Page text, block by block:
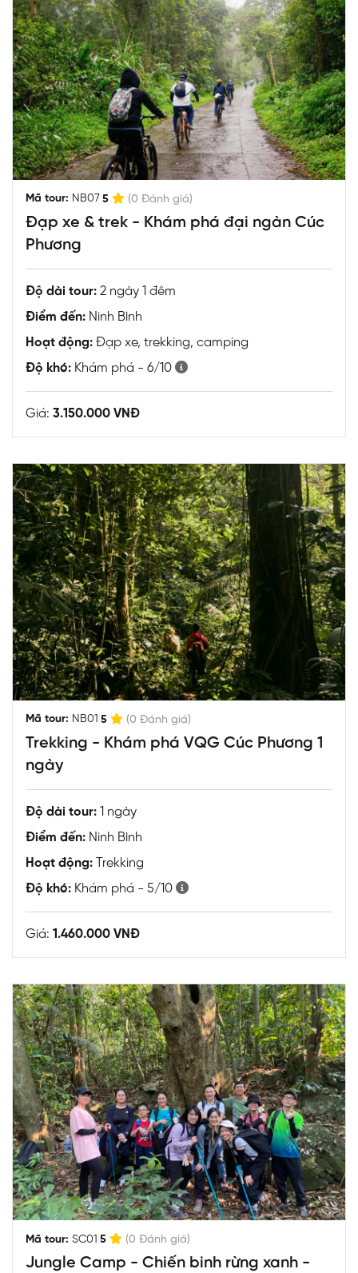
Mã tour: NB07 5 (0 Đánh giá)
Đạp xe & trek - Khám phá đại ngàn Cúc
Phương
Độ dài tour: 2 ngày 1 đêm
Điểm đến: Ninh Bình
Hoạt động: Đạp xe, trekking, camping
Độ khó: Khám phá - 6/10
Giá: 3.150.000 VNĐ
Mã tour: NB01 5 (0 Đánh giá)
Trekking - Khám phá VQG Cúc Phương 1
ngày
Độ dài tour: 1 ngày
Điểm đến: Ninh Bình
Hoạt động: Trekking
Độ khó: Khám phá - 5/10
Giá: 1.460.000 VNĐ
Mã tour: SC01 5 (0 Đánh giá)
Jungle Camp - Chiến binh rừng xanh -